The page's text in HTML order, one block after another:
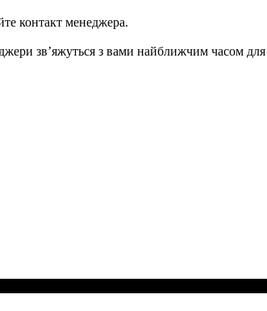
контакт менеджера.
зв’яжуться з вами найближчим часом